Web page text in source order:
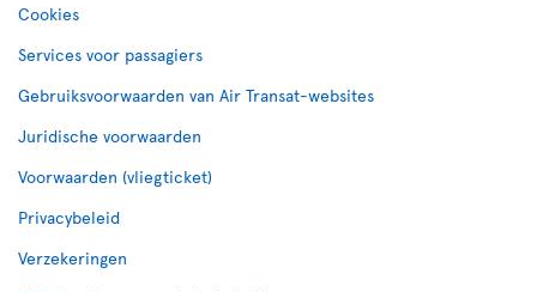
Cookies
Services voor passagiers
Gebruiksvoorwaarden van Air Transat-websites
Juridische voorwaarden
Voorwaarden (vliegticket)
Privacybeleid
Verzekeringen